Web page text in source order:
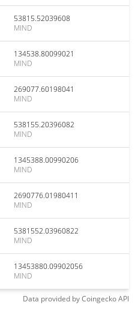
53815.52039608
MIND
134538.80099021
MIND
269077.60198041
MIND
538155.20396082
MIND
1345388.00990206
MIND
2690776.01980411
MIND
5381552.03960822
MIND
13453880.09902056
MIND
Data provided byCoingeckoAPI